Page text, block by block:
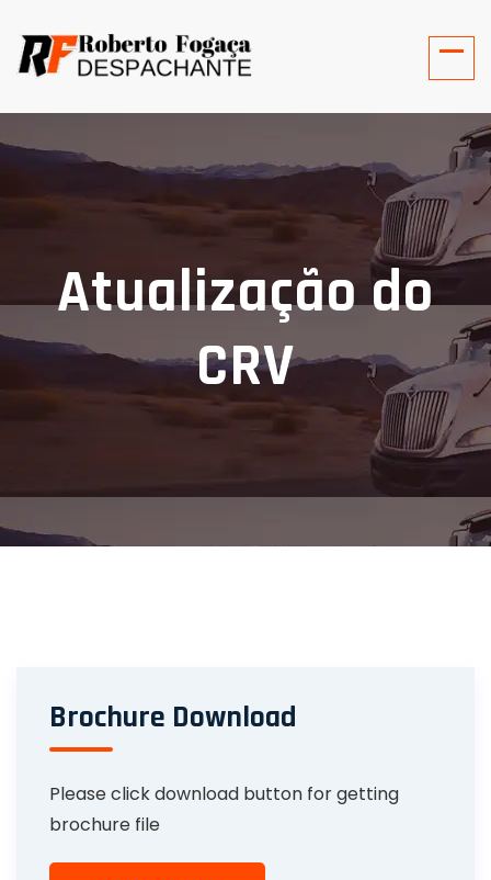
Atualização do
CRV
Brochure Download
Please click download button for getting
brochure file